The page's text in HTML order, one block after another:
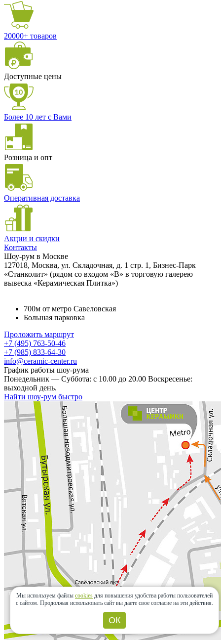
20000+ товаров
Доступные цены
Более 10 лет с Вами
Розница и опт
Оперативная доставка
Акции и скидки
Контакты
Шоу-рум в Москве
127018, Москва, ул. Складочная, д. 1 стр. 1, Бизнес-Парк
«Станколит» (рядом со входом «B» в торговую галерею
вывеска «Керамическая Плитка»)
700м от метро Савеловская
Большая парковка
Проложить маршрут
+7 (495) 763-50-46
+7 (985) 833-64-30
info@ceramic-center.ru
График работы шоу-рума
Понедельник — Суббота: с 10.00 до 20.00 Воскресенье:
выходной день.
Найти шоу-рум быстро
Мы используем файлы cookies для повышения удобства работы пользователей
с сайтом. Продолжая использовать сайт вы даете свое согласие на эти действия.
ОК